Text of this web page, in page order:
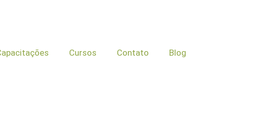
Cursos Contato Blog